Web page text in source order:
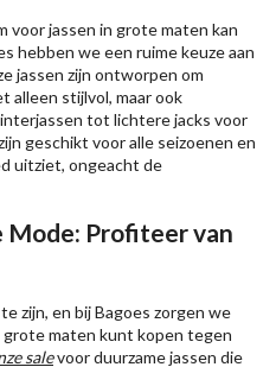
voor jassen in grote maten kan
hebben we een ruime keuze aan
jassen zijn ontworpen om
alleen stijlvol, maar ook
tot lichtere jacks voor
geschikt voor alle seizoenen en
uitziet, ongeacht de
Mode: Profiteer van
zijn, en bij Bagoes zorgen we
grote maten kunt kopen tegen
salevoor duurzame jassen die